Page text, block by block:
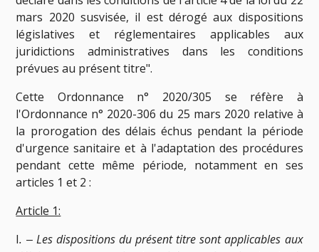
mars 2020 susvisée, il est dérogé aux dispositions
législatives et réglementaires applicables aux
juridictions administratives dans les conditions
prévues au présent titre".
Cette Ordonnance n° 2020/305 se réfère à
l'Ordonnance n° 2020-306 du 25 mars 2020 relative à
la prorogation des délais échus pendant la période
d'urgence sanitaire et à l'adaptation des procédures
pendant cette même période, notamment en ses
articles 1 et 2 :
Article 1:
I. ‒ Les dispositions du présent titre sont applicables aux